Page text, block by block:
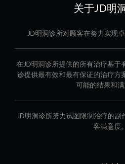
关于JD明
JD明洞诊所对顾客在努力实现
在JD明洞诊所提供的所有治疗基于
诊提供最有效和最有保证的治疗方
可能的结果和满
JD明洞诊所努力试图限制治疗的
客满意度。